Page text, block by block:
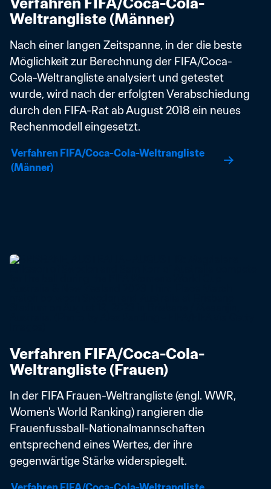
Weltrangliste (Männer)
Nach einer langen Zeitspanne, in der die beste
Möglichkeit zur Berechnung der FIFA/Coca-
Cola-Weltrangliste analysiert und getestet
wurde, wird nach der erfolgten Verabschiedung
durch den FIFA-Rat ab August 2018 ein neues
Rechenmodell eingesetzt.
Verfahren FIFA/Coca-Cola-Weltrangliste
(Männer)
Verfahren FIFA/Coca-Cola-
Weltrangliste (Frauen)
In der FIFA Frauen-Weltrangliste (engl. WWR,
Women's World Ranking) rangieren die
Frauenfussball-Nationalmannschaften
entsprechend eines Wertes, der ihre
gegenwärtige Stärke widerspiegelt.